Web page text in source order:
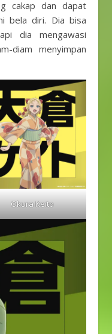
cakap dan dapat
bela diri. Dia bisa
dia mengawasi
diam menyimpan
Okura Keito